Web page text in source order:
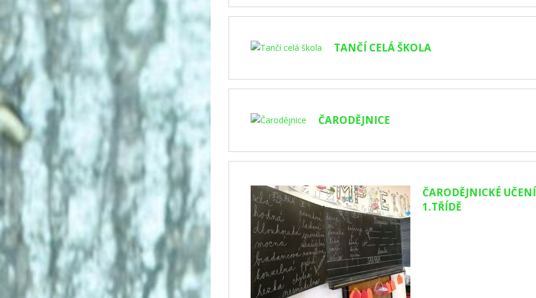
TANČÍ CELÁ ŠKOLA
ČARODĚJNICE
ČARODĚJNICKÉ
1.TŘÍDĚ